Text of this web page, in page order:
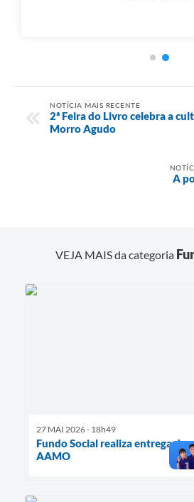
NOTÍCIA MAIS RECENTE
2ª Feira do Livro celebra a
Morro Agudo
A
VEJA MAIS da categoria
27 MAI 2026 - 18h49
Fundo Social realiza entrega de
AAMO